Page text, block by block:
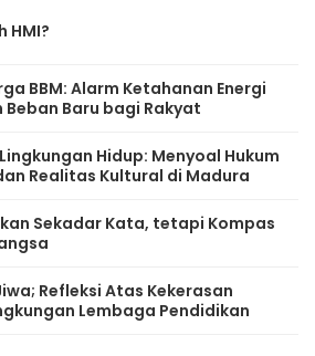
HMI?
BBM: Alarm Ketahanan Energi
Beban Baru bagi Rakyat
Hidup: Menyoal Hukum
Realitas Kultural di Madura
Sekadar Kata, tetapi Kompas
Refleksi Atas Kekerasan
Lembaga Pendidikan